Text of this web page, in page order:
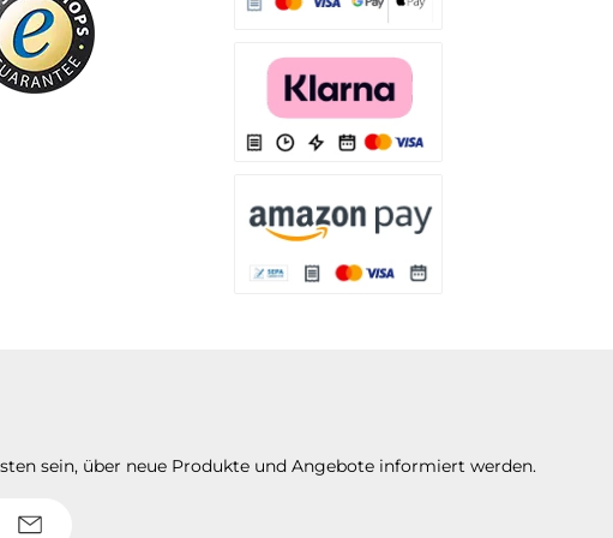
sein, über neue Produkte und Angebote informiert werden.